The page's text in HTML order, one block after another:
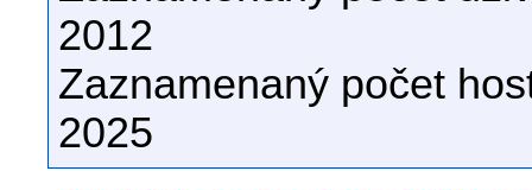
2012
Zaznamenaný počet
2025